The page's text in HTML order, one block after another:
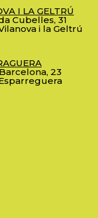
I LA GELTRÚ
Cubelles, 31
i la Geltrú
23